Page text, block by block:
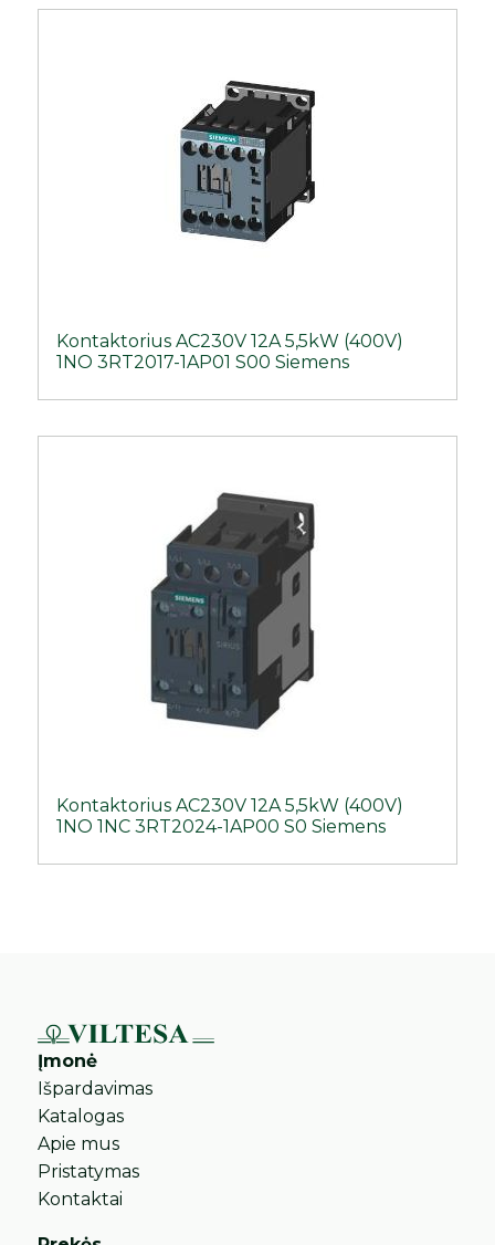
Kontaktorius AC230V 12A 5,5kW (400V)
1NO 3RT2017-1AP01 S00 Siemens
Kontaktorius AC230V 12A 5,5kW (400V)
1NO 1NC 3RT2024-1AP00 S0 Siemens
Įmonė
Išpardavimas
Katalogas
Apie mus
Pristatymas
Kontaktai